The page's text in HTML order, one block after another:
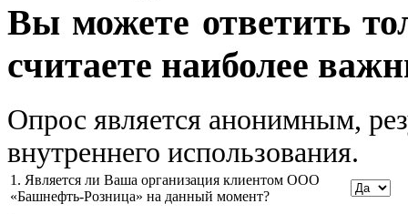
Вы можете ответить
считаете наиболее
Опрос является анонимным,
внутреннего использования.
1. Является ли Ваша организация клиентом ООО
«Башнефть-Розница» на данный момент?